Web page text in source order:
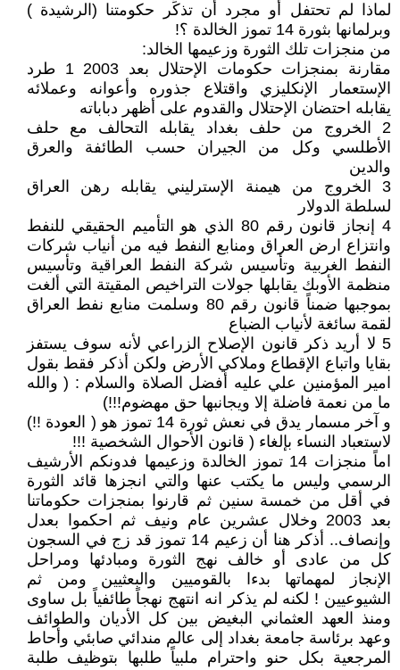
لماذا لم تحتفل أو مجرد أن تذكِّر حكومتنا (الرشيدة )
وبرلمانها بثورة 14 تموز الخالدة ؟!
من منجزات تلك الثورة وزعيمها الخالد:
مقارنة بمنجزات حكومات الإحتلال بعد 2003 1 طرد
الإستعمار الإنكليزي واقتلاع جذوره وأعوانه وعملائه
يقابله احتضان الإحتلال والقدوم على أظهر دباباته
2 الخروج من حلف بغداد يقابله التحالف مع حلف
الأطلسي وكل من الجيران حسب الطائفة والعرق
والدين
3 الخروج من هيمنة الإسترليني يقابله رهن العراق
لسلطة الدولار
4 إنجاز قانون رقم 80 الذي هو التأميم الحقيقي للنفط
وانتزاع ارض العراق ومنابع النفط فيه من أنياب شركات
النفط الغربية وتأسيس شركة النفط العراقية وتأسيس
منظمة الأوبك يقابلها جولات التراخيص المقيتة التي ألغت
بموجبها ضمناً قانون رقم 80 وسلمت منابع نفط العراق
لقمة سائغة لأنياب الضباع
5 لا أريد ذكر قانون الإصلاح الزراعي لأنه سوف يستفز
بقايا واتباع الإقطاع وملاكي الأرض ولكن أذكر فقط بقول
امير المؤمنين علي عليه أفضل الصلاة والسلام : ( والله
ما من نعمة فاضلة إلا ويجانبها حق مهضوم!!!)
و آخر مسمار يدق في نعش ثورة 14 تموز هو ( العودة !!)
لاستعباد النساء بإلغاء ( قانون الأحوال الشخصية !!!
اماً منجزات 14 تموز الخالدة وزعيمها فدونكم الأرشيف
الرسمي وليس ما يكتب عنها والتي انجزها قائد الثورة
في أقل من خمسة سنين ثم قارنوا بمنجزات حكوماتنا
بعد 2003 وخلال عشرين عام ونيف ثم احكموا بعدل
وإنصاف.. أذكر هنا أن زعيم 14 تموز قد زج في السجون
كل من عادى أو خالف نهج الثورة ومبادئها ومراحل
الإنجاز لمهماتها بدءا بالقوميين والبعثيين ومن ثم
الشيوعيين ! لكنه لم يذكر انه انتهج نهجاً طائفياً بل ساوى
ومنذ العهد العثماني البغيض بين كل الأديان والطوائف
وعهد برئاسة جامعة بغداد إلى عالم مندائي صابئي وأحاط
المرجعية بكل حنو واحترام ملبياً طلبها بتوظيف طلبة